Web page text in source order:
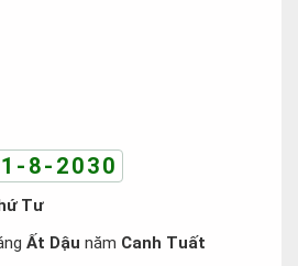
8-2030
Tư
Ất Dậu năm Canh Tuất